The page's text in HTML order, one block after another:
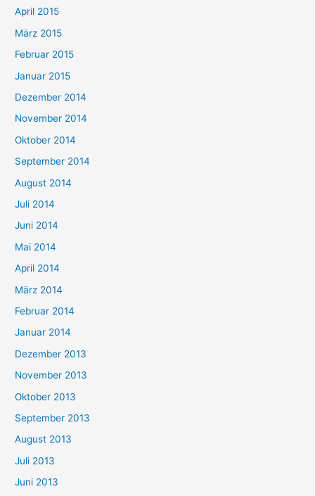
April 2015
März 2015
Februar 2015
Januar 2015
Dezember 2014
November 2014
Oktober 2014
September 2014
August 2014
Juli 2014
Juni 2014
Mai 2014
April 2014
März 2014
Februar 2014
Januar 2014
Dezember 2013
November 2013
Oktober 2013
September 2013
August 2013
Juli 2013
Juni 2013